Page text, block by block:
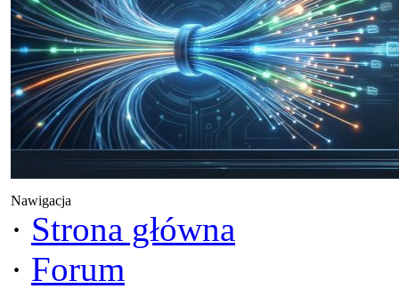
Nawigacja
· Strona główna
· Forum